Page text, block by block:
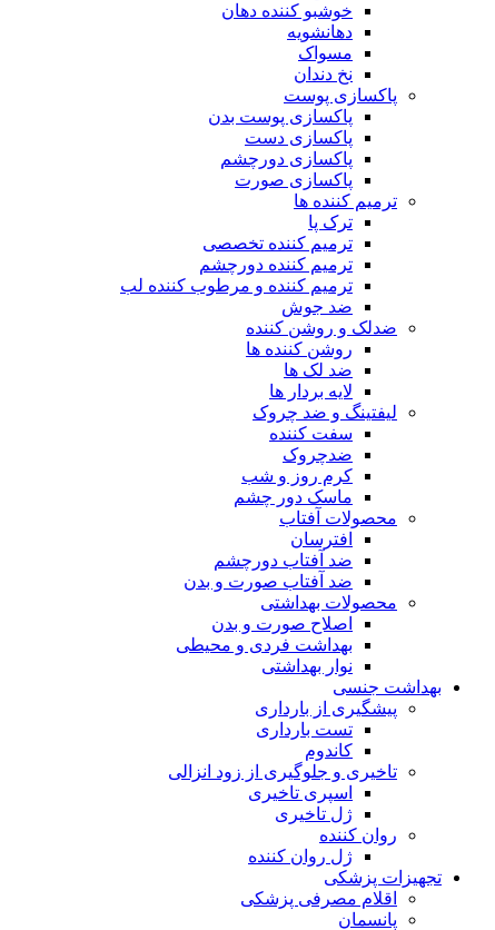
خوشبو کننده دهان
دهانشویه
مسواک
نخ دندان
پاکسازی پوست
پاکسازی پوست بدن
پاکسازی دست
پاکسازی دورچشم
پاکسازی صورت
ترمیم کننده ها
ترک پا
ترمیم کننده تخصصی
ترمیم کننده دورچشم
ترمیم کننده و مرطوب کننده لب
ضد جوش
ضدلک و روشن کننده
روشن کننده ها
ضد لک ها
لایه بردار ها
لیفتینگ و ضد چروک
سفت کننده
ضدچروک
کرم روز و شب
ماسک دور چشم
محصولات آفتاب
افترسان
ضد آفتاب دورچشم
ضد آفتاب صورت و بدن
محصولات بهداشتی
اصلاح صورت و بدن
بهداشت فردی و محیطی
نوار بهداشتی
بهداشت جنسی
پیشگیری از بارداری
تست بارداری
کاندوم
تاخیری و جلوگیری از زود انزالی
اسپری تاخیری
ژل تاخیری
روان کننده
ژل روان کننده
تجهیزات پزشکی
اقلام مصرفی پزشکی
پانسمان